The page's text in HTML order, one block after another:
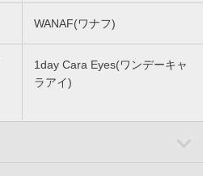
WANAF(ワナフ)
1day Cara Eyes(ワンデーキャ
ラアイ)